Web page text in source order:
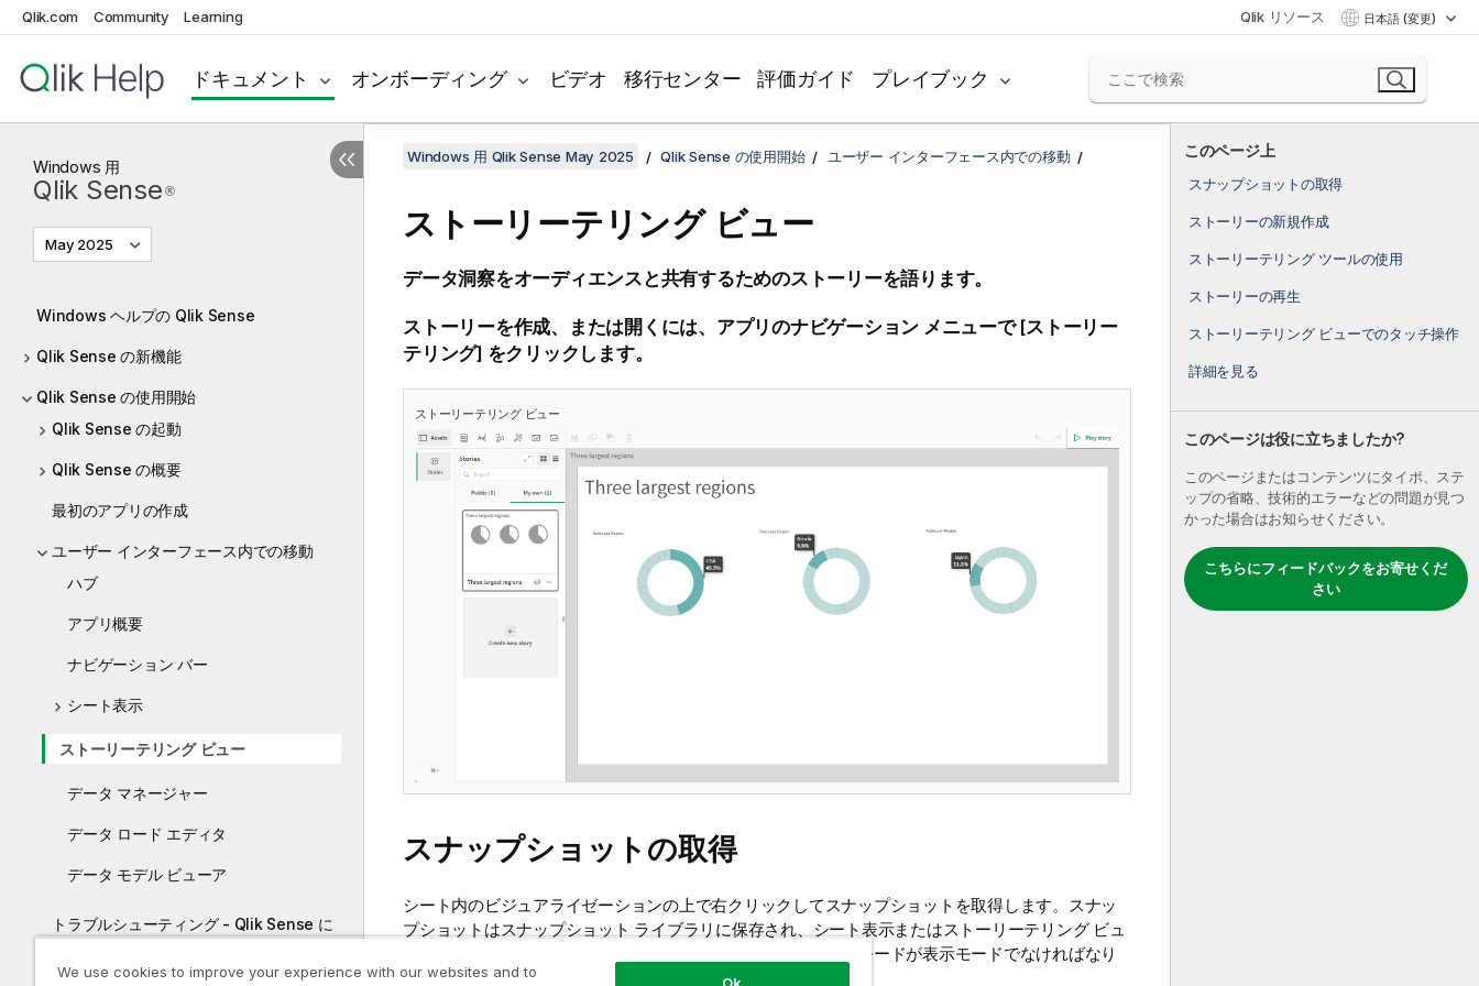
Qlik.com Community Learning Qlik リソース 日本語 (変更)
ドキュメント オンボーディング ビデオ 移行センター 評価ガイド プレイブック
Windows 用
Qlik Sense ®
May 2025
Windows ヘルプの Qlik Sense
Qlik Sense の新機能
Qlik Sense の使用開始
Qlik Sense の起動
Qlik Sense の概要
最初のアプリの作成
ユーザー インターフェース内での移動
ハブ
アプリ概要
ナビゲーション バー
シート表示
ストーリーテリング ビュー
データ マネージャー
データ ロード エディタ
データ モデル ビューア
トラブルシューティング - Qlik Sense に
このページ上
スナップショットの取得
ストーリーの新規作成
ストーリーテリング ツールの使用
ストーリーの再生
ストーリーテリング ビューでのタッチ操作
詳細を見る
このページは役に立ちましたか?
このページまたはコンテンツにタイポ、ステ
ップの省略、技術的エラーなどの問題が見つ
かった場合はお知らせください。
こちらにフィードバックをお寄せくだ
さい
Windows 用 Qlik Sense May 2025 Qlik Sense の使用開始 ユーザー インターフェース内での移動
ストーリーテリング ビュー
データ洞察をオーディエンスと共有するためのストーリーを語ります。
ストーリーを作成、または開くには、アプリのナビゲーション メニューで [ストーリー
テリング] をクリックします。
ストーリーテリング ビュー
スナップショットの取得
シート内のビジュアライゼーションの上で右クリックしてスナップショットを取得します。スナッ
プショットはスナップショット ライブラリに保存され、シート表示またはストーリーテリング ビュ
ーからアクセスできます。スナップショットを取得するには、モードが表示モードでなければなり
ません。
We use cookies to improve your experience with our websites and to